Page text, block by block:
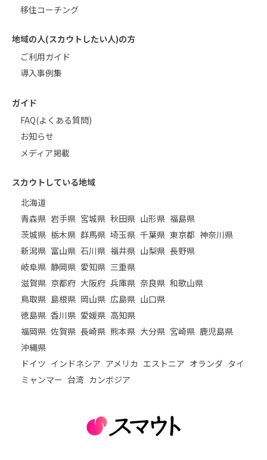
移住コーチング
地域の人(スカウトしたい人)の方
ご利用ガイド
導入事例集
ガイド
FAQ(よくある質問)
お知らせ
メディア掲載
スカウトしている地域
北海道
青森県 岩手県 宮城県 秋田県 山形県 福島県
茨城県 栃木県 群馬県 埼玉県 千葉県 東京都 神奈川県
新潟県 富山県 石川県 福井県 山梨県 長野県
岐阜県 静岡県 愛知県 三重県
滋賀県 京都府 大阪府 兵庫県 奈良県 和歌山県
鳥取県 島根県 岡山県 広島県 山口県
徳島県 香川県 愛媛県 高知県
福岡県 佐賀県 長崎県 熊本県 大分県 宮崎県 鹿児島県
沖縄県
ドイツ インドネシア アメリカ エストニア オランダ タイ
ミャンマー 台湾 カンボジア